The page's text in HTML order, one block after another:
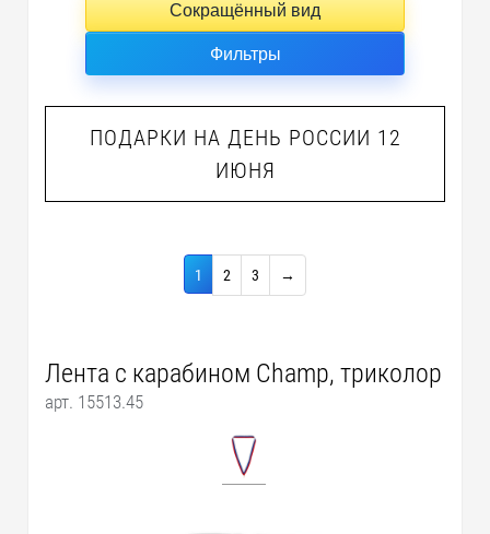
Сокращённый вид
Фильтры
ПОДАРКИ НА ДЕНЬ РОССИИ 12
ИЮНЯ
1 2 3 →
Лента с карабином Champ, триколор
арт. 15513.45